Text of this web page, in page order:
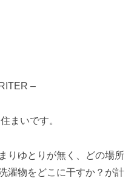
–
まいです。
りゆとりが無く、どの場所
濯物をどこに干すか？が計